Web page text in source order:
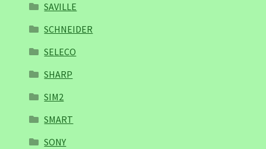
SAVILLE
SCHNEIDER
SELECO
SHARP
SIM2
SMART
SONY